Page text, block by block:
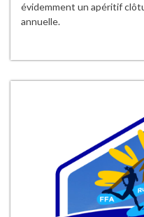
évidemment un apéritif
annuelle.